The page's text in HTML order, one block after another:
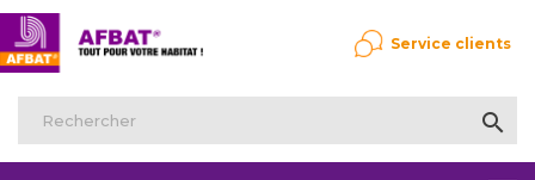

Service clients